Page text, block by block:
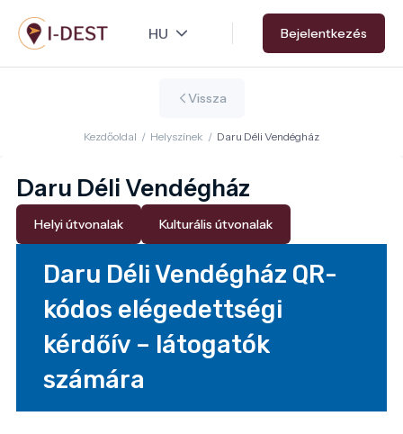
Ugrás
a
tartalomra
Bejelentkezés
Vissza
Kezdőoldal / Helyszínek / Daru Déli Vendégház
Daru Déli Vendégház
Helyi útvonalak Kulturális útvonalak